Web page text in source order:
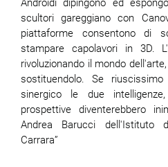
scultori gareggiano con
piattaforme consentono di
stampare capolavori in 3D.
rivoluzionando il mondo
sostituendolo. Se
sinergico le due
prospettive diventerebbero
Andrea Barucci dell'Istituto
Carrara”